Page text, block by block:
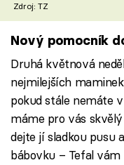
Zdroj: TZ
Nový pomocník
Druhá květnová
nejmilejších
pokud stále nemáte
máme pro vás
dejte jí sladkou pusu
bábovku – Tefal